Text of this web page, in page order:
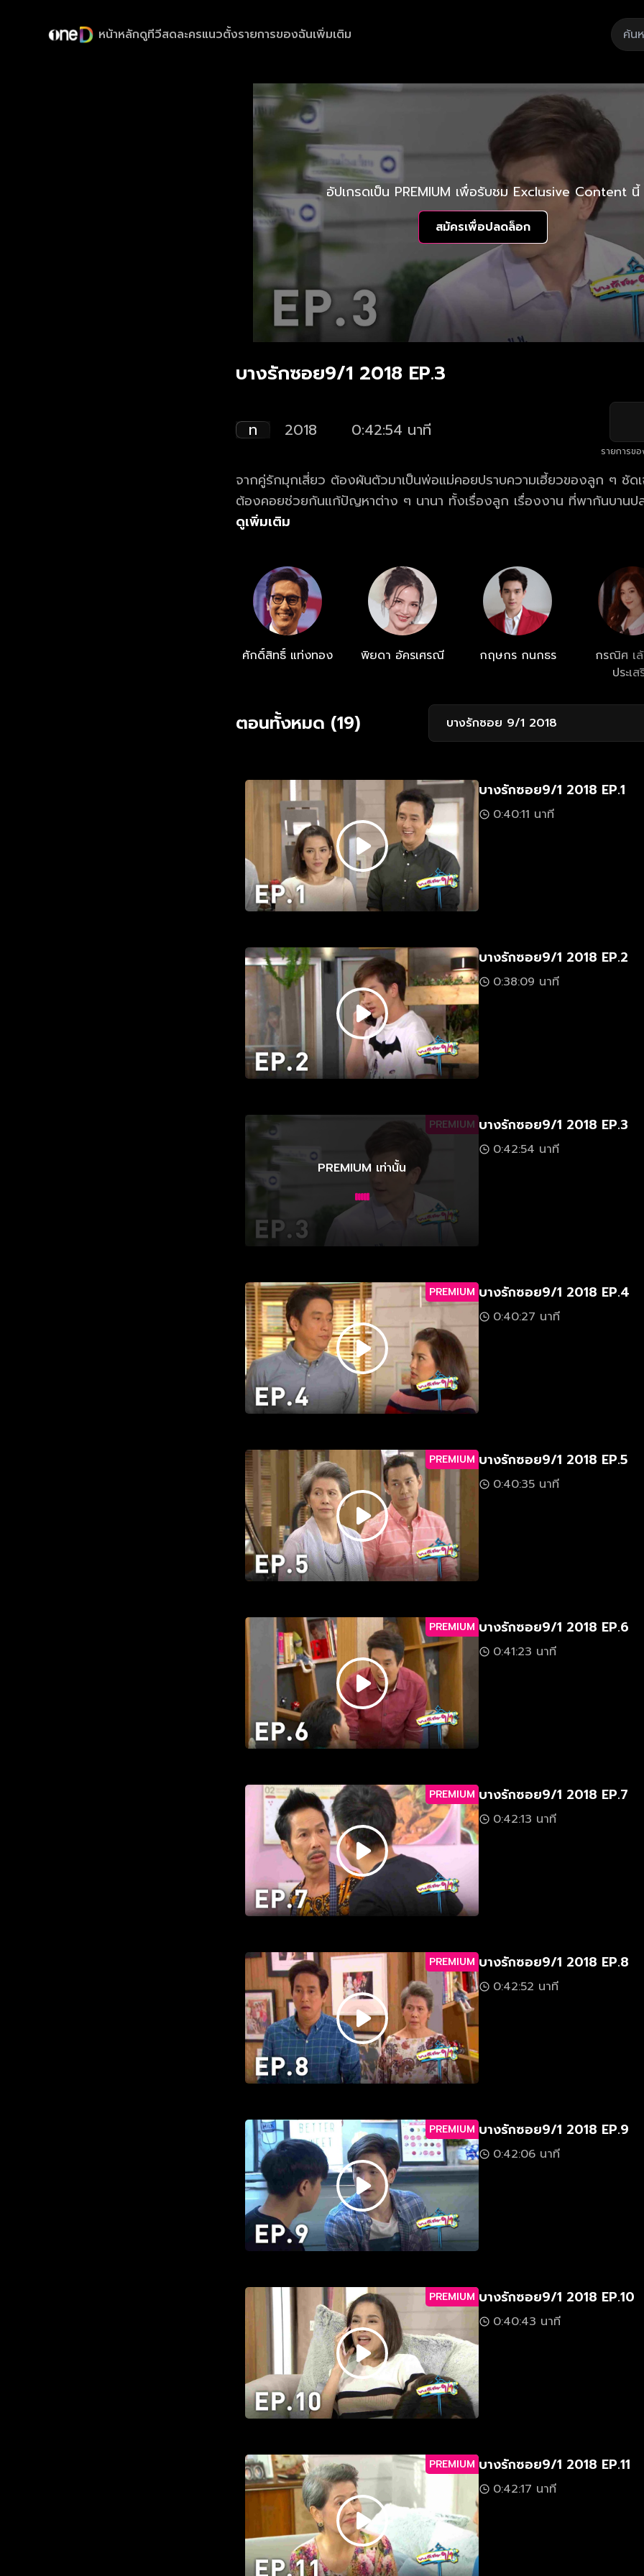
หน้าหลักดูทีวีสดละครแนวตั้งรายการของฉันเพิ่มเติม
อัปเกรดเป็น PREMIUM เพื่อรับชม Exclusive Content นี้
สมัครเพื่อปลดล็อก
บางรักซอย9/1 2018 EP.3
ท 2018 0:42:54 นาที
รายการข
จากคู่รักมุกเสี่ยว ต้องผันตัวมาเป็นพ่อแม่คอยปราบความเฮี้ยวของลูก ๆ ชัด
ต้องคอยช่วยกันแก้ปัญหาต่าง ๆ นานา ทั้งเรื่องลูก เรื่องงาน ที่พากันบานป
ปัญหาระดับชาติ ในขณะที่ชัดแจ้งและแป้งหอมก็ต้องผจญกับปัญหาหัวใจวัยสะ
ดูเพิ่มเติม
ศักดิ์สิทธิ์ แท่งทอง พิยดา อัครเศรณี กฤษกร กนกธร
กรณิศ เ
ประเส
ตอนทั้งหมด (19) บางรักซอย 9/1 2018
บางรักซอย9/1 2018 EP.1
0:40:11 นาที
บางรักซอย9/1 2018 EP.2
0:38:09 นาที
PREMIUM
PREMIUM เท่านั้น
บางรักซอย9/1 2018 EP.3
0:42:54 นาที
PREMIUM บางรักซอย9/1 2018 EP.4
0:40:27 นาที
PREMIUM บางรักซอย9/1 2018 EP.5
0:40:35 นาที
PREMIUM บางรักซอย9/1 2018 EP.6
0:41:23 นาที
PREMIUM บางรักซอย9/1 2018 EP.7
0:42:13 นาที
PREMIUM บางรักซอย9/1 2018 EP.8
0:42:52 นาที
PREMIUM บางรักซอย9/1 2018 EP.9
0:42:06 นาที
PREMIUM บางรักซอย9/1 2018 EP.10
0:40:43 นาที
PREMIUM บางรักซอย9/1 2018 EP.11
0:42:17 นาที